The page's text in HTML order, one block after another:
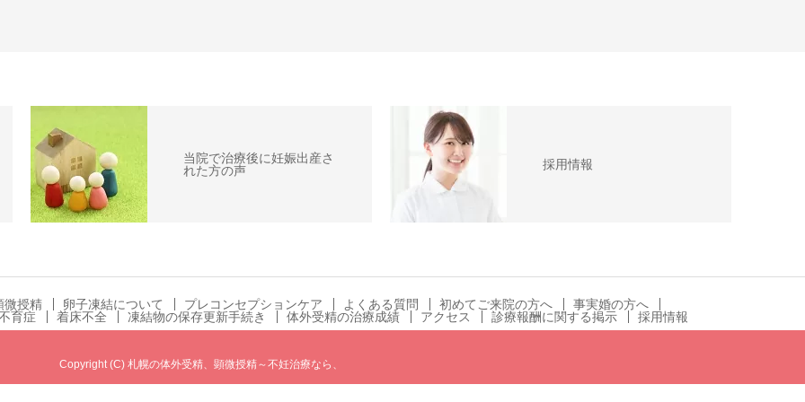
当院で治療後に妊娠出産さ
れた方の声
採用情報
微授精 卵子凍結について プレコンセプションケア よくある質問 初めてご来院の方へ
事実婚の方へ
育症 着床不全 凍結物の保存更新手続き 体外受精の治療成績 アクセス 診療報酬に関する掲示 採用情報
Copyright (C) 札幌の体外受精、顕微授精～不妊治療なら、